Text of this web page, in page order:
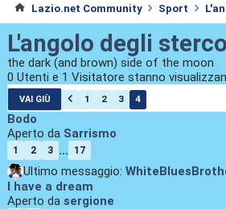
Lazio.net Community Sport
L'angolo degli
the dark (and brown) side of the moon
0 Utenti e 1 Visitatore stanno
VAI GIÙ 1 2 3 4
Bodo
Aperto da Sarrismo
1 2 3 ... 17
Ultimo messaggio:
I have a dream
Aperto da sergione